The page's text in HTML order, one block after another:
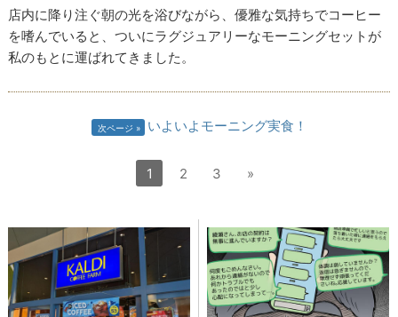
店内に降り注ぐ朝の光を浴びながら、優雅な気持ちでコーヒー
を嗜んでいると、ついにラグジュアリーなモーニングセットが
私のもとに運ばれてきました。
次ページ いよいよモーニング実食！
1 2 3 »